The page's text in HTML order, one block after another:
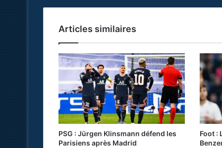
Articles similaires
PSG : Jürgen Klinsmann défend les
Parisiens après Madrid
Foot :